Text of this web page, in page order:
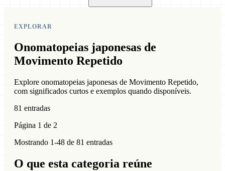
EXPLORAR
Onomatopeias japonesas de
Movimento Repetido
Explore onomatopeias japonesas de Movimento Repetido,
com significados curtos e exemplos quando disponíveis.
81 entradas
Página 1 de 2
Mostrando 1-48 de 81 entradas
O que esta categoria reúne